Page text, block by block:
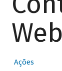
Web
Ações